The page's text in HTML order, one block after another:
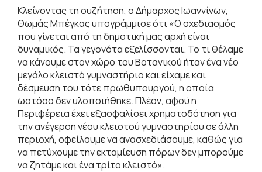
Κλείνοντας τη συζήτηση, ο Δήμαρχος Ιωαννίνων,
Θωμάς Μπέγκας υπογράμμισε ότι «Ο σχεδιασμός
που γίνεται από τη δημοτική μας αρχή είναι
δυναμικός. Τα γεγονότα εξελίσσονται. Το τι θέλαμε
να κάνουμε στον χώρο του Βοτανικού ήταν ένα νέο
μεγάλο κλειστό γυμναστήριο και είχαμε και
δέσμευση του τότε πρωθυπουργού, η οποία
ωστόσο δεν υλοποιήθηκε. Πλέον, αφού η
Περιφέρεια έχει εξασφαλίσει χρηματοδότηση για
την ανέγερση νέου κλειστού γυμναστηρίου σε άλλη
περιοχή, οφείλουμε να ανασχεδιάσουμε, καθώς για
να πετύχουμε την εκταμίευση πόρων δεν μπορούμε
να ζητάμε και ένα τρίτο κλειστό».